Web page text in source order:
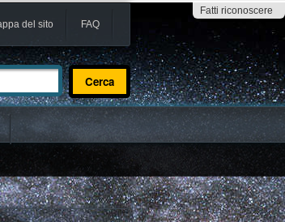
Fatti riconoscere
del sito FAQ